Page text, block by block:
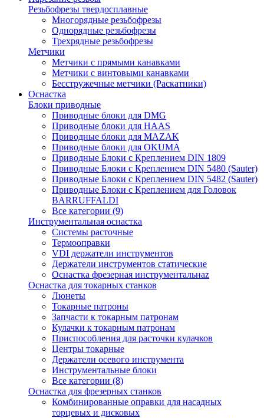
Резьбофрезы твердосплавные
Многорядные резьбофрезы
Однорядные резьбофрезы
Трехрядные резьбофрезы
Метчики
Метчики с прямыми канавками
Метчики с винтовыми канавками
Бесстружечные метчики (Раскатники)
Оснастка
Блоки приводные
Приводные блоки для DMG
Приводные блоки для HAAS
Приводные блоки для MAZAK
Приводные блоки для OKUMA
Приводные Блоки с Креплением DIN 1809
Приводные Блоки с Креплением DIN 5480 (Sauter)
Приводные Блоки с Креплением DIN 5482 (Sauter)
Приводные Блоки с Креплением для Головок
BARRUFFALDI
Все категории (9)
Инструментальная оснастка
Системы расточные
Термооправки
VDI держатели инструментов
Держатели инструментов статические
Оснастка фрезерная инструментальнаz
Оснастка для токарных станков
Люнеты
Токарные патроны
Запчасти к токарным патронам
Кулачки к токарным патронам
Приспособления для расточки кулачков
Центры токарные
Держатели осевого инструмента
Инструментальные блоки
Все категории (8)
Оснастка для фрезерных станков
Комбинированные оправки для насадных
торцевых и дисковых